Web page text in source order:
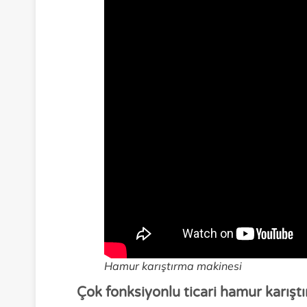
Hamur karıştırma makinesi
Çok fonksiyonlu ticari hamur